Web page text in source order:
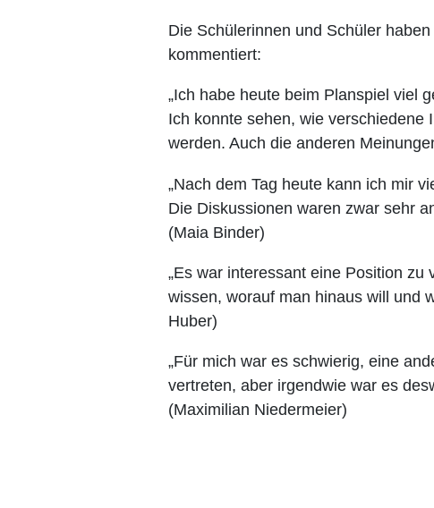
Die Schülerinnen und Schüler
kommentiert:
„Ich habe heute beim Planspiel viel
Ich konnte sehen, wie verschiedene
werden. Auch die anderen
„Nach dem Tag heute kann ich mir
Die Diskussionen waren zwar sehr
(Maia Binder)
„Es war interessant eine Position
wissen, worauf man hinaus will und
Huber)
„Für mich war es schwierig, eine
vertreten, aber irgendwie war es
(Maximilian Niedermeier)